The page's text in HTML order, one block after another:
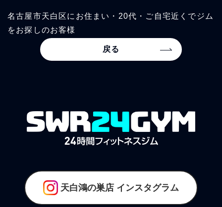
名古屋市天白区にお住まい・20代・ご自宅近くでジム
をお探しのお客様
戻る
天白鴻の巣店 インスタグラム